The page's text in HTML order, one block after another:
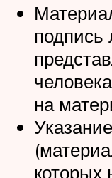
на
которых